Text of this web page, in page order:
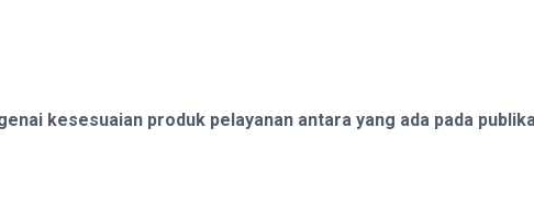
kesesuaian produk pelayanan antara yang ada pada